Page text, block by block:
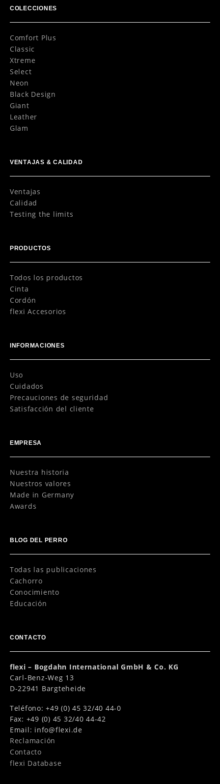
COLECCIONES
Comfort Plus
Classic
Xtreme
Select
Neon
Black Design
Giant
Leather
Glam
VENTAJAS & CALIDAD
Ventajas
Calidad
Testing the limits
PRODUCTOS
Todos los productos
Cinta
Cordón
flexi Accesorios
INFORMACIONES
Uso
Cuidados
Precauciones de seguridad
Satisfacción del cliente
EMPRESA
Nuestra historia
Nuestros valores
Made in Germany
Awards
BLOG DEL PERRO
Todas las publicaciones
Cachorro
Conocimiento
Educación
CONTACTO
flexi – Bogdahn International GmbH & Co. KG
Carl-Benz-Weg 13
D-22941 Bargteheide
Teléfono: +49 (0) 45 32/40 44-0
Fax: +49 (0) 45 32/40 44-42
Email: info@flexi.de
Reclamación
Contacto
flexi Database